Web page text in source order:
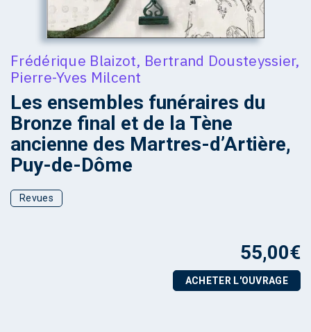
Frédérique Blaizot, Bertrand Dousteyssier,
Pierre-Yves Milcent
Les ensembles funéraires du
Bronze final et de la Tène
ancienne des Martres-d’Artière,
Puy-de-Dôme
Revues
55,00€
ACHETER L'OUVRAGE